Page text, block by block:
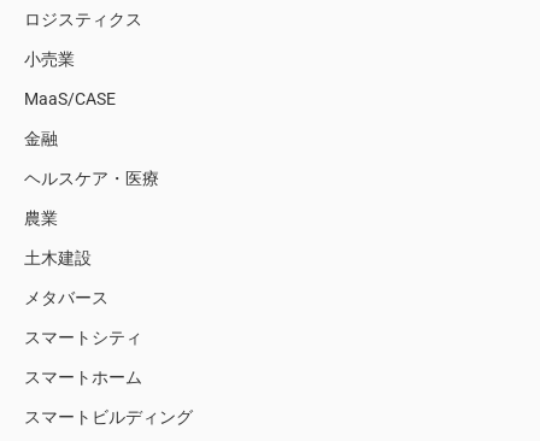
ロジスティクス
小売業
MaaS/CASE
金融
ヘルスケア・医療
農業
土木建設
メタバース
スマートシティ
スマートホーム
スマートビルディング